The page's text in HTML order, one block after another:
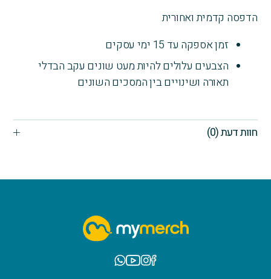
הדפסה קדמית ואחורית
זמן אספקה עד 15 ימי עסקים
הצבעים עלולים להיות מעט שונים עקב הבדלי
תאורה ושינויים בין המסכים השונים
חוות דעת (0)